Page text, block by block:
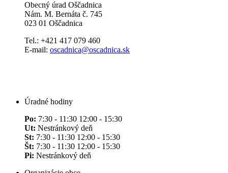
Obecný úrad Oščadnica
Nám. M. Bernáta č. 745
023 01 Oščadnica
Tel.: +421 417 079 460
E-mail: oscadnica@oscadnica.sk
Úradné hodiny
Po: 7:30 - 11:30 12:00 - 15:30
Ut: Nestránkový deň
St: 7:30 - 11:30 12:00 - 15:30
Št: 7:30 - 11:30 12:00 - 15:30
Pi: Nestránkový deň